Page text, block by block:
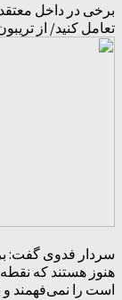
برخی در داخل
تعامل کنید/ از
سردار فدوی گفت:
هنوز هستند که
است را نمی‌فهمند و